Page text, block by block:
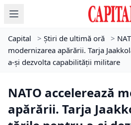
Capital > Știri de ultimă oră >
modernizarea apărării. Tarja
a-şi dezvolta capabilităţii militare
NATO accelerează
apărării. Tarja